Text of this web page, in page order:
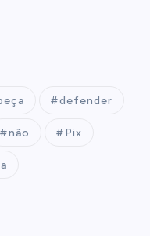
defender
não Pix